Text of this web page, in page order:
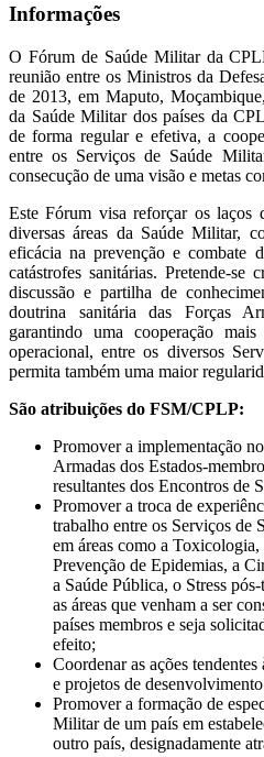
Informações
O Fórum de Saúde Militar da
reunião entre os Ministros da
de 2013, em Maputo,
da Saúde Militar dos países da
de forma regular e efetiva, a
entre os Serviços de Saúde
consecução de uma visão e metas
Este Fórum visa reforçar os laços
diversas áreas da Saúde Militar,
eficácia na prevenção e combate
catástrofes sanitárias. Pretende-
discussão e partilha de
doutrina sanitária das Forças
garantindo uma cooperação
operacional, entre os diversos
permita também uma maior
São atribuições do FSM/CPLP:
Promover a implementação
Armadas dos Estados-
resultantes dos Encontros de
Promover a troca de
trabalho entre os Serviços de
em áreas como a
Prevenção de Epidemias, a
a Saúde Pública, o Stress
as áreas que venham a ser
países membros e seja
efeito;
Coordenar as ações
e projetos de
Promover a formação de
Militar de um país em
outro país, designadamente